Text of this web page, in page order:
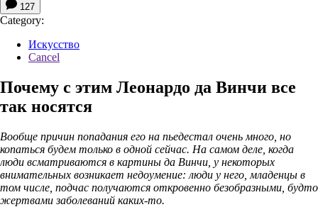
127
Category:
Искусство
Cancel
Почему с этим Леонардо да Винчи все
так носятся
Вообще причин попадания его на пьедестал очень много, но
копаться будем только в одной сейчас. На самом деле, когда
люди всматриваются в картины да Винчи, у некоторых
внимательных возникает недоумение: люди у него, младенцы в
том числе, подчас получаются откровенно безобразными, будто
жертвами заболеваний каких-то.